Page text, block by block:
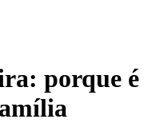
porque é